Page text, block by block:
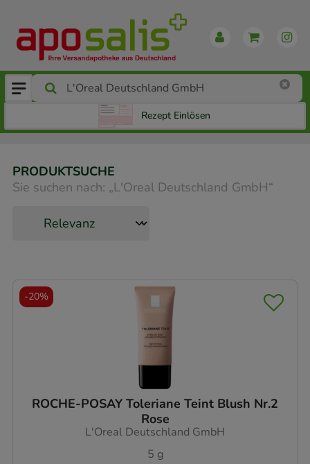
Rezept Einlösen
PRODUKTSUCHE
Sie suchen nach: „L'Oreal Deutschland GmbH“
ROCHE-POSAY Toleriane Teint Blush Nr.2
Rose
L'Oreal Deutschland GmbH
5 g
-20%